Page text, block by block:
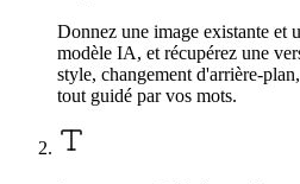
Donnez une image existante et
modèle IA, et récupérez une
style, changement d'arrière-
tout guidé par vos mots.